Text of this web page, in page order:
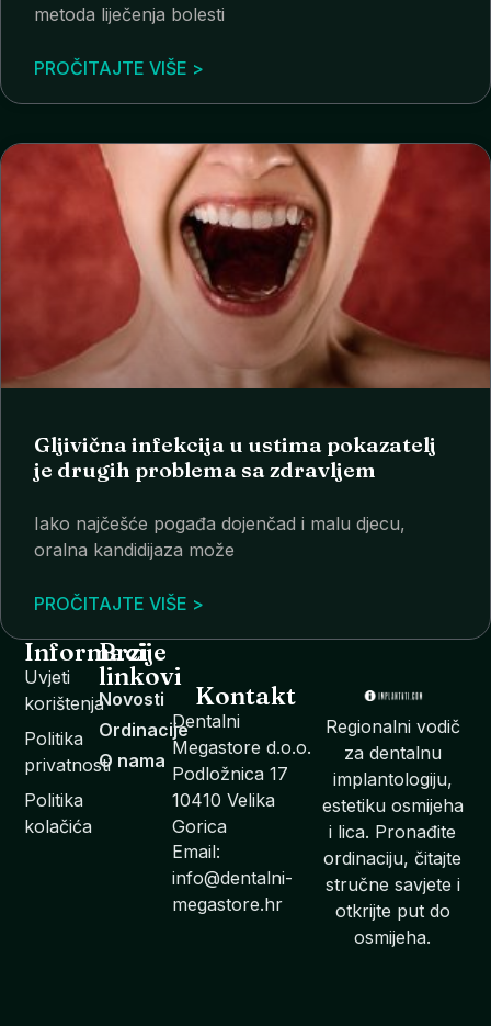
metoda liječenja bolesti
PROČITAJTE VIŠE >
Gljivična infekcija u ustima pokazatelj
je drugih problema sa zdravljem
Iako najčešće pogađa dojenčad i malu djecu,
oralna kandidijaza može
PROČITAJTE VIŠE >
Regionalni vodič
za dentalnu
implantologiju,
estetiku osmijeha
i lica. Pronađite
ordinaciju, čitajte
stručne savjete i
otkrijte put do
osmijeha.
Informacije
Uvjeti
korištenja
Politika
privatnosti
Politika
kolačića
Brzi
linkovi
Novosti
Ordinacije
O nama
Kontakt
Dentalni
Megastore d.o.o.
Podložnica 17
10410 Velika
Gorica
Email:
info@dentalni-
megastore.hr